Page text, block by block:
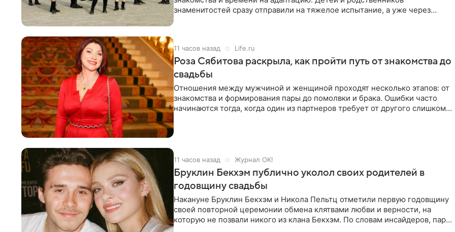
знаменитостей сразу отправили на тяжелое испытание, а уже через
11 часов назад Life.ru
Роза Сябитова раскрыла, как пройти путь от знакомства до
свадьбы
Отношения между мужчиной и женщиной проходят несколько этапов: от
знакомства и формирования пары до помолвки и брака. Ошибки часто
начинаются тогда, когда один из партнеров требует от другого слишком
11 часов назад Журнал OK!
Бруклин Бекхэм публично уколол своих родителей в
годовщину свадьбы
Накануне Бруклин Бекхэм и Никола Пельтц отметили первую годовщину
своей повторной церемонии обмена клятвами любви и верности, на
которую не позвали никого из клана Бекхэм. По словам инсайдеров, пара